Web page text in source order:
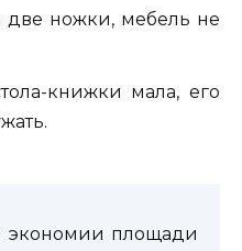
две ножки, мебель не
книжки мала, его
экономии площади